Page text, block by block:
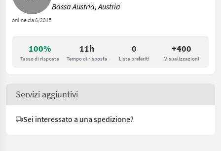
100%
Tasso di risposta
11h
Tempo di risposta
0
Lista preferiti
+400
Visualizzazioni
online da 6/2015
Bassa Austria, Austria
Servizi aggiuntivi
Sei interessato a una spedizione?